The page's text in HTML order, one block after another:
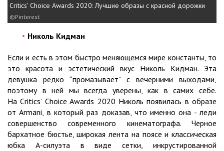
Critics’ Choice Awards 2020: Лучшие образы с красной дорожки
Pinterest
Николь Кидман
Если и есть в этом быстро меняющемся мире константы, то
это красота и эстетический вкус Николь Кидман. Эта
девушка редко “промазывает” с вечерними выходами,
поэтому в ней мы всегда уверены, как в самих себе.
На Critics’ Choice Awards 2020 Николь появилась в образе
от Armani, в который раз доказав, что именно она - леди
совершенство современного кинематографа. Черное
бархатное бюстье, широкая лента на поясе и классическая
юбка А-силуэта в виде сетки, инкрустированной